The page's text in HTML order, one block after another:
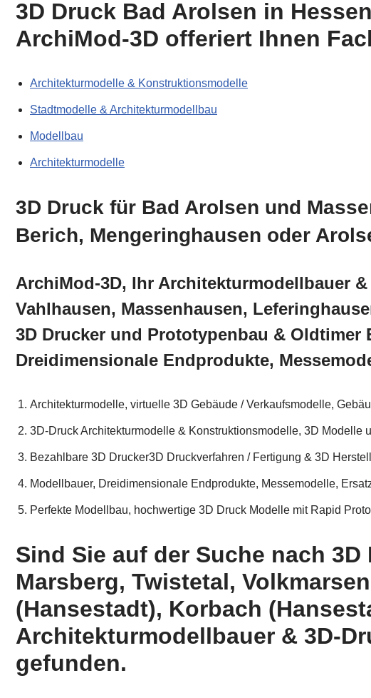
3D Druck Bad Arolsen in
ArchiMod-3D offeriert Ihnen
Architekturmodelle & Konstruktionsmodelle
Stadtmodelle & Architekturmodellbau
Modellbau
Architekturmodelle
3D Druck für Bad Arolsen und
Berich, Mengeringhausen oder
ArchiMod-3D, Ihr Architekturmodellbauer
Vahlhausen, Massenhausen,
3D Drucker und Prototypenbau & Oldtimer
Dreidimensionale Endprodukte,
Architekturmodelle, virtuelle 3D Gebäude / Verkaufsmodelle,
3D-Druck Architekturmodelle & Konstruktionsmodelle, 3D Modelle
Bezahlbare 3D Drucker3D Druckverfahren / Fertigung & 3D
Modellbauer, Dreidimensionale Endprodukte, Messemodelle,
Perfekte Modellbau, hochwertige 3D Druck Modelle mit Rapid
Sind Sie auf der Suche nach
Marsberg, Twistetal,
(Hansestadt), Korbach
Architekturmodellbauer & 3D-
gefunden.